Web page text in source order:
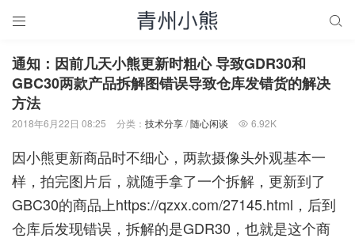
 
通知：因前几天小熊更新时粗心 导致GDR30和
GBC30两款产品拆解图错误导致仓库发错货的解决
方法
2018年6月22日 08:25 分类： 技术分享/随心闲谈  6.92K
因小熊更新商品时不细心，两款摄像头外观基本一
样，拍完图片后，就随手拿了一个拆解，更新到了
GBC30的商品上https://qzxx.com/27145.html ，后到
仓库后发现错误，拆解的是GDR30，也就是这个商